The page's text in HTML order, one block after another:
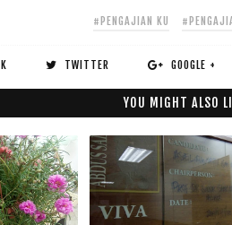
#PENGAJIAN KU
TWITTER GOOGLE +
YOU MIGHT ALSO